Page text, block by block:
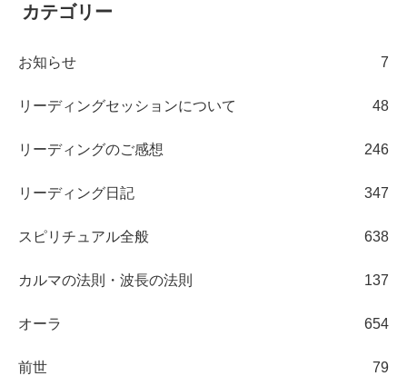
カテゴリー
お知らせ 7
リーディングセッションについて 48
リーディングのご感想 246
リーディング日記 347
スピリチュアル全般 638
カルマの法則・波長の法則 137
オーラ 654
前世 79